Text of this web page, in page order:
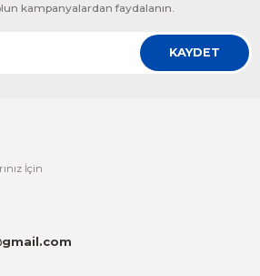
kampanyalardan faydalanın.
KAYDET
İçin